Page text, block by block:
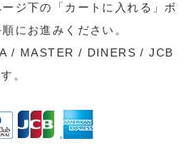
b
o
o
ジ下の「カートに入れる」ボ
にお進みください。
/ MASTER / DINERS / JCB
。